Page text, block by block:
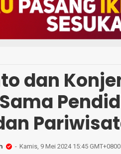
dan
Kamis, 9 Mei 2024 15:45 GMT+0800